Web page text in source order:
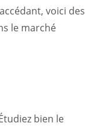
voici des
le marché
bien le